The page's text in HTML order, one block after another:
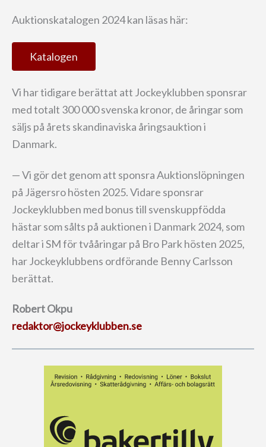
Auktionskatalogen 2024 kan läsas här:
Katalogen
Vi har tidigare berättat att Jockeyklubben sponsrar
med totalt 300 000 svenska kronor, de åringar som
säljs på årets skandinaviska åringsauktion i
Danmark.
— Vi gör det genom att sponsra Auktionslöpningen
på Jägersro hösten 2025. Vidare sponsrar
Jockeyklubben med bonus till svenskuppfödda
hästar som sålts på auktionen i Danmark 2024, som
deltar i SM för tvååringar på Bro Park hösten 2025,
har Jockeyklubbens ordförande Benny Carlsson
berättat.
Robert Okpu
redaktor@jockeyklubben.se